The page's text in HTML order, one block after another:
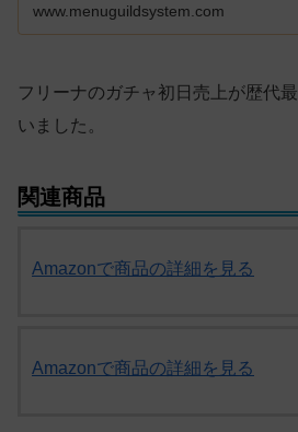
www.menuguildsystem.com
フリーナのガチャ初日売上が歴代
いました。
関連商品
Amazonで商品の詳細を見る
Amazonで商品の詳細を見る